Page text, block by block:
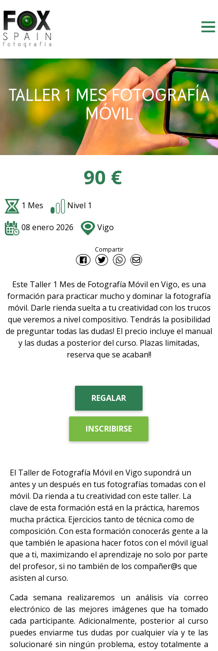
to
content
TALLER 1 MES FOTOGRAFÍA
MÓVIL
90 €
1 Mes Nivel 1
08 enero 2026 Vigo
Compartir
Este Taller 1 Mes de Fotografía Móvil en Vigo, es una
formación para practicar mucho y dominar la fotografía
móvil. Darle rienda suelta a tu creatividad con los trucos
que veremos a nivel compositivo. Tendrás la posibilidad
de preguntar todas las dudas! El precio incluye el manual
y las dudas a posterior del curso. Plazas limitadas,
reserva que se acaban!!
REGALAR
INSCRIBIRSE
El Taller de Fotografía Móvil en Vigo supondrá un
antes y un después en tus fotografías tomadas con el
móvil. Da rienda a tu creatividad con este taller. La
clave de esta formación está en la práctica, haremos
mucha práctica. Ejercicios tanto de técnica como de
composición. Con esta formación conocerás gente a la
que también le apasiona hacer fotos con el móvil igual
que a ti, maximizando el aprendizaje no solo por parte
del profesor, si no también de los compañer@s que
asisten al curso.
Cada semana realizaremos un análisis vía correo
electrónico de las mejores imágenes que ha tomado
cada participante. Adicionalmente, posterior al curso
puedes enviarme tus dudas por cualquier vía y te las
solucionaré sin ningún problema, estoy totalmente a